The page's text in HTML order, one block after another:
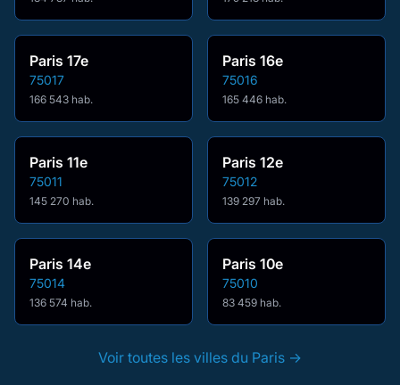
Paris 17e
75017
166 543 hab.
Paris 16e
75016
165 446 hab.
Paris 11e
75011
145 270 hab.
Paris 12e
75012
139 297 hab.
Paris 14e
75014
136 574 hab.
Paris 10e
75010
83 459 hab.
Voir toutes les villes du Paris →